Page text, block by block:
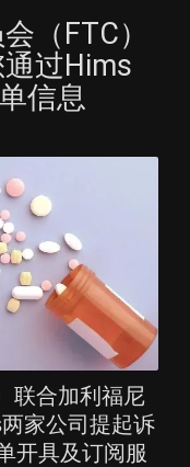
（FTC）
过Hims
信息
联合加利福尼
家公司提起诉
开具及订阅服